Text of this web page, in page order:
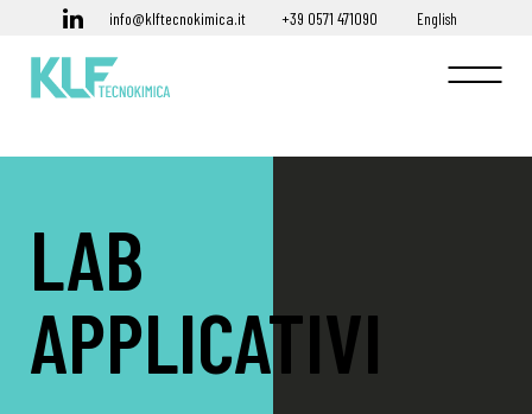
info@klftecnokimica.it +39 0571 471090 English
LAB
APPLICATIVI